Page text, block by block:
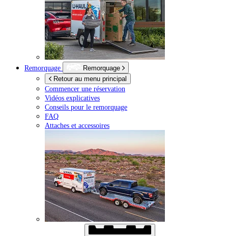
Remorquage
Remorquage
Retour au menu principal
Commencer une réservation
Vidéos explicatives
Conseils pour le remorquage
FAQ
Attaches et accessoires